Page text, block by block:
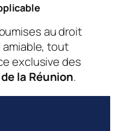
au droit
amiable, tout
exclusive des
la Réunion.